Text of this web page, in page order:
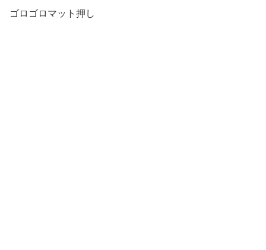
ゴロゴロマット押し